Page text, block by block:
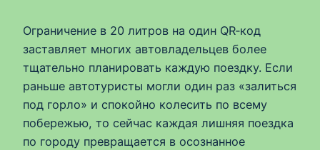
Ограничение в 20 литров на один QR‑код
заставляет многих автовладельцев более
тщательно планировать каждую поездку. Если
раньше автотуристы могли один раз «залиться
под горло» и спокойно колесить по всему
побережью, то сейчас каждая лишняя поездка
по городу превращается в осознанное